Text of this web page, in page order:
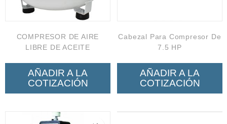
Ciclismo
COMPRESOR DE AIRE
LIBRE DE ACEITE
AÑADIR A LA
COTIZACIÓN
Cabezal Para Compresor De
7.5 HP
AÑADIR A LA
COTIZACIÓN